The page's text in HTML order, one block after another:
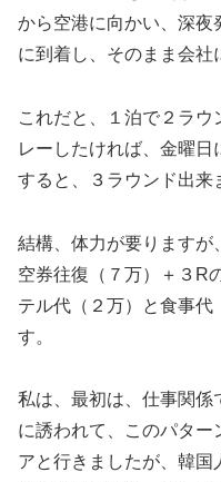
から空港に向かい、深夜
に到着し、そのまま会社
これだと、１泊で２ラ
レーしたければ、金曜
すると、３ラウンド出来
結構、体力が要りますが
空券往復（７万）＋３R
テル代（２万）と食事代
す。
私は、最初は、仕事関係
に誘われて、このパター
アと行きましたが、韓国